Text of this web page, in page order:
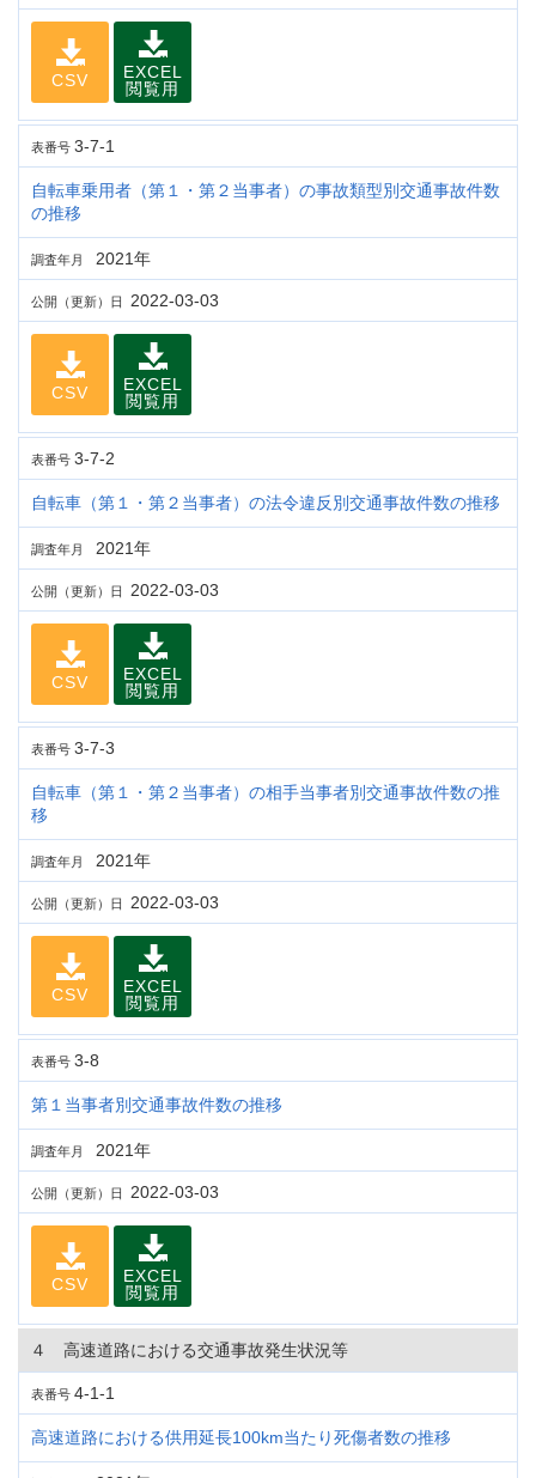
CSV
EXCEL
閲覧用
表番号 3-7-1
自転車乗用者（第１・第２当事者）の事故類型別交通事故件数
の推移
調査年月 2021年
公開（更新）日 2022-03-03
CSV
EXCEL
閲覧用
表番号 3-7-2
自転車（第１・第２当事者）の法令違反別交通事故件数の推移
調査年月 2021年
公開（更新）日 2022-03-03
CSV
EXCEL
閲覧用
表番号 3-7-3
自転車（第１・第２当事者）の相手当事者別交通事故件数の推
移
調査年月 2021年
公開（更新）日 2022-03-03
CSV
EXCEL
閲覧用
表番号 3-8
第１当事者別交通事故件数の推移
調査年月 2021年
公開（更新）日 2022-03-03
CSV
EXCEL
閲覧用
４ 高速道路における交通事故発生状況等
表番号 4-1-1
高速道路における供用延長100km当たり死傷者数の推移